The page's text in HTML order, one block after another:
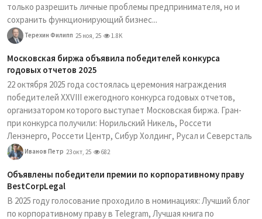
только разрешить личные проблемы предпринимателя, но и
сохранить функционирующий бизнес...
Терехин Филипп 25 ноя, 25 1.8K
Московская биржа объявила победителей конкурса
годовых отчетов 2025
22 октября 2025 года состоялась церемония награждения
победителей XXVIII ежегодного конкурса годовых отчетов,
организатором которого выступает Московская биржа. Гран-
при конкурса получили: Норильский Никель, Россети
Ленэнерго, Россети Центр, Сибур Холдинг, Русал и Северсталь
Иванов Петр 23 окт, 25 682
Объявлены победители премии по корпоративному праву
BestCorpLegal
В 2025 году голосование проходило в номинациях: Лучший блог
по корпоративному праву в Telegram, Лучшая книга по